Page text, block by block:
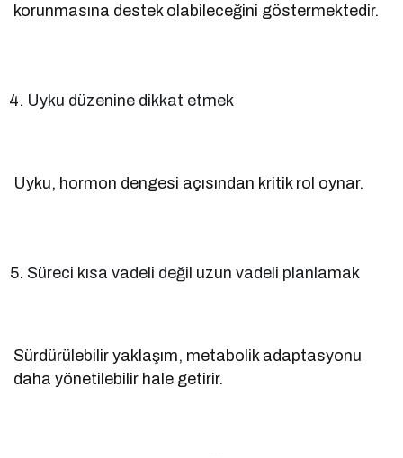
korunmasına destek olabileceğini göstermektedir.
Uyku düzenine dikkat etmek
Uyku, hormon dengesi açısından kritik rol oynar.
Süreci kısa vadeli değil uzun vadeli planlamak
Sürdürülebilir yaklaşım, metabolik adaptasyonu
daha yönetilebilir hale getirir.